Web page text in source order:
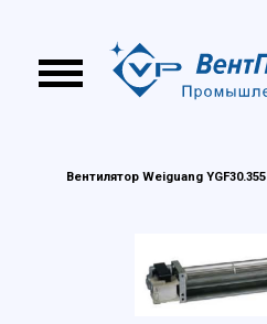
Вентилятор Weiguang YGF30.355